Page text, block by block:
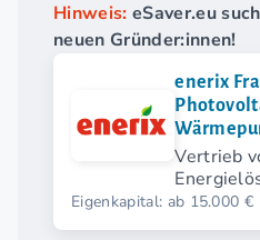
Hinweis: eSaver.eu
neuen Gründer:innen!
enerix
Vertrieb
Eigenkapital: ab 15.000 €